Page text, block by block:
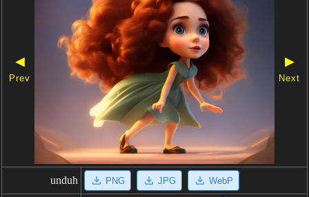
◀
Prev
▶
Next
unduh PNG JPG WebP